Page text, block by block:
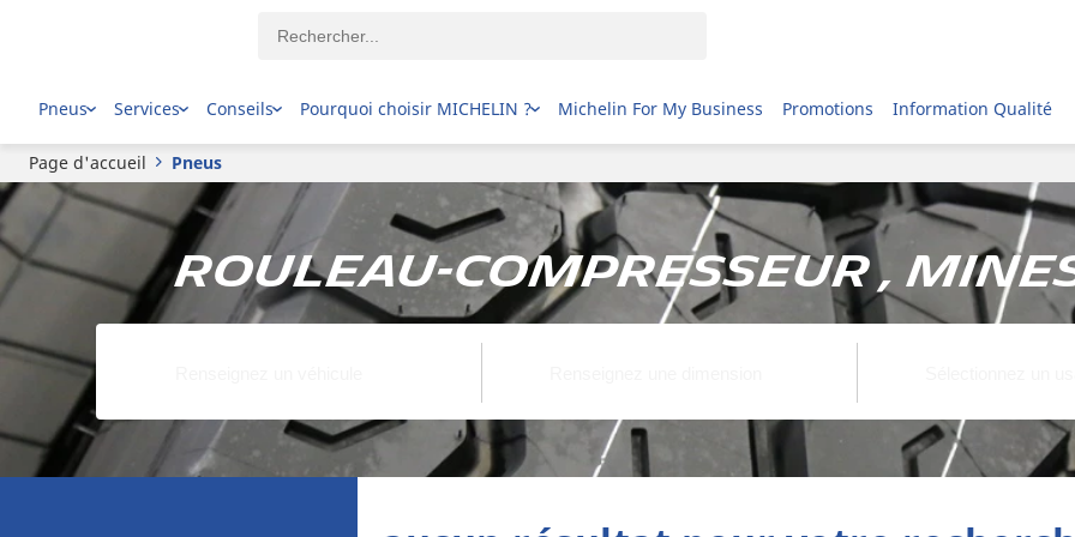
Pneus Services Conseils Pourquoi choisir MICHELIN ? Michelin For My Business Promotions Information Qualité
Page d'accueil Pneus
Rouleau-Compresseur ,